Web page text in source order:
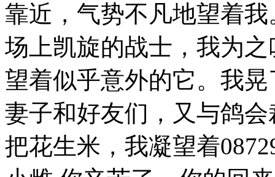
靠近，气势不凡地望着
场上凯旋的战士，我为
望着似乎意外的它。我
妻子和好友们，又与鸽
把花生米，我凝望着